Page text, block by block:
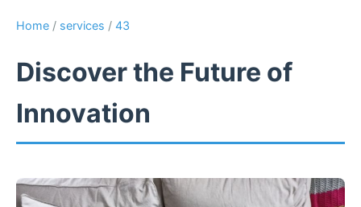
Home / services / 43
Discover the Future of
Innovation